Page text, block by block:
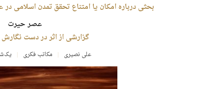
بحثی درباره امکان یا امتناع تحقق تمدن اسلامی
عصر حیرت
گزارشی از اثر در دست
علی نصیری مکاتب فکری یک‌شنبه،